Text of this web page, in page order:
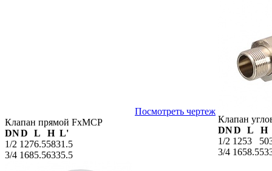
Посмотреть чертеж
Клапан прямой FxMCP
DND L H L'
1/2 1276.55831.5
3/4 1685.56335.5
Клапан
DND L
H
1/2 1253 50
3/4 1658.553